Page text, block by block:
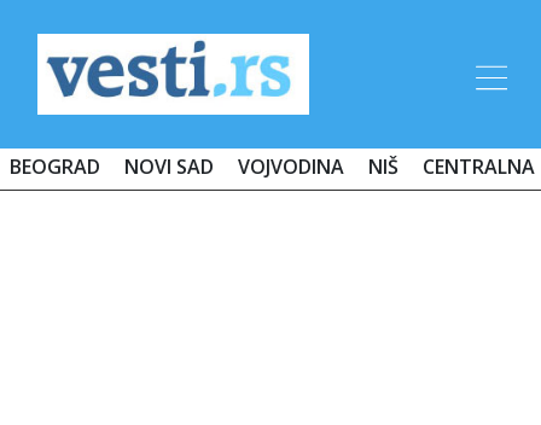
BEOGRAD NOVI SAD VOJVODINA NIŠ CENTRALNA